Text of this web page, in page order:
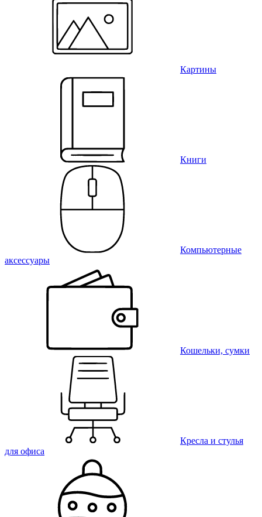
Картины
Книги
Компьютерные
аксессуары
Кошельки, сумки
Кресла и стулья
для офиса